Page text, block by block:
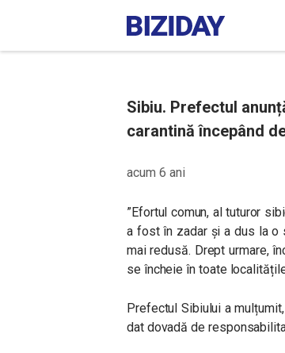
Sibiu. Prefectul
carantină începând
acum 6 ani
”Efortul comun, al tuturor
a fost în zadar și a dus la o
mai redusă. Drept urmare,
se încheie în toate
Prefectul Sibiului a
dat dovadă de